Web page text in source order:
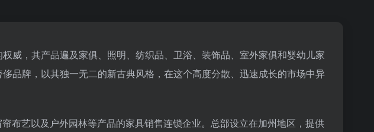
威，其产品遍及家俱、照明、纺织品、卫浴、装饰品、室外家俱和婴幼儿家
品牌，以其独一无二的新古典风格，在这个高度分散、迅速成长的市场中异
布艺以及户外园林等产品的家具销售连锁企业。总部设立在加州地区，提供